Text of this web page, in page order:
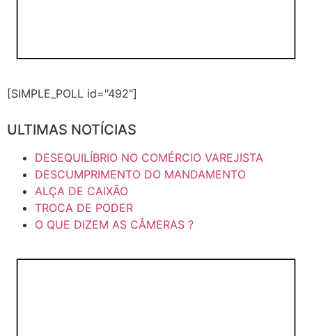
[SIMPLE_POLL id="492"]
ULTIMAS NOTÍCIAS
DESEQUILÍBRIO NO COMÉRCIO VAREJISTA
DESCUMPRIMENTO DO MANDAMENTO
ALÇA DE CAIXÃO
TROCA DE PODER
O QUE DIZEM AS CÂMERAS ?